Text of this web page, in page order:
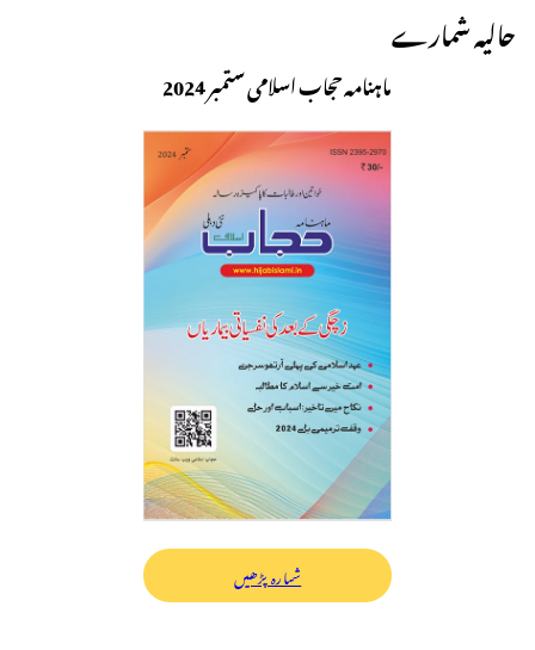
حالیہ شمارے
ماہنامہ حجاب اسلامی ستمبر 2024
شمارہ پڑھیں